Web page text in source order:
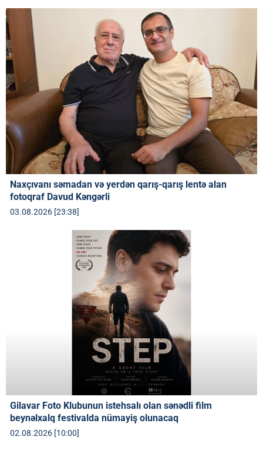
Naxçıvanı səmadan və yerdən qarış-qarış lentə alan
fotoqraf Davud Kəngərli
03.08.2026 [23:38]
Gilavar Foto Klubunun istehsalı olan sənədli film
beynəlxalq festivalda nümayiş olunacaq
02.08.2026 [10:00]